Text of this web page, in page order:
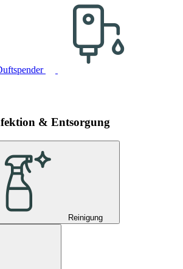
& Entsorgung
Reinigung